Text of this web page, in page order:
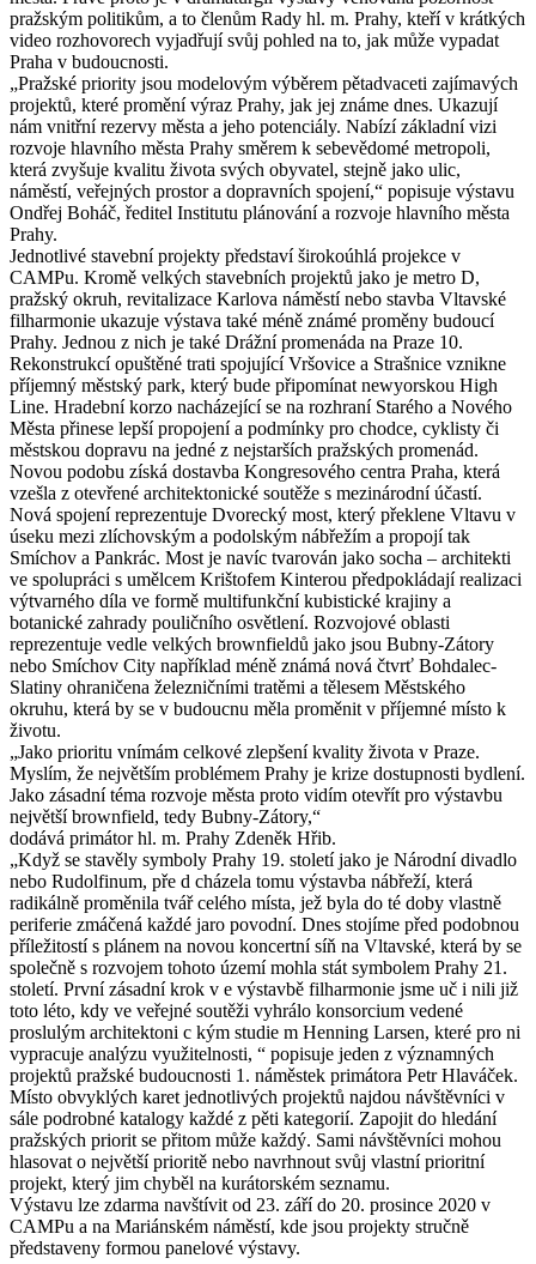
pražským politikům, a to členům Rady hl. m. Prahy, kteří v krátkých
video rozhovorech vyjadřují svůj pohled na to, jak může vypadat
Praha v budoucnosti.
„Pražské priority jsou modelovým výběrem pětadvaceti zajímavých
projektů, které promění výraz Prahy, jak jej známe dnes. Ukazují
nám vnitřní rezervy města a jeho potenciály. Nabízí základní vizi
rozvoje hlavního města Prahy směrem k sebevědomé metropoli,
která zvyšuje kvalitu života svých obyvatel, stejně jako ulic,
náměstí, veřejných prostor a dopravních spojení,“ popisuje výstavu
Ondřej Boháč, ředitel Institutu plánování a rozvoje hlavního města
Prahy.
Jednotlivé stavební projekty představí širokoúhlá projekce v
CAMPu. Kromě velkých stavebních projektů jako je metro D,
pražský okruh, revitalizace Karlova náměstí nebo stavba Vltavské
filharmonie ukazuje výstava také méně známé proměny budoucí
Prahy. Jednou z nich je také Drážní promenáda na Praze 10.
Rekonstrukcí opuštěné trati spojující Vršovice a Strašnice vznikne
příjemný městský park, který bude připomínat newyorskou High
Line. Hradební korzo nacházející se na rozhraní Starého a Nového
Města přinese lepší propojení a podmínky pro chodce, cyklisty či
městskou dopravu na jedné z nejstarších pražských promenád.
Novou podobu získá dostavba Kongresového centra Praha, která
vzešla z otevřené architektonické soutěže s mezinárodní účastí.
Nová spojení reprezentuje Dvorecký most, který překlene Vltavu v
úseku mezi zlíchovským a podolským nábřežím a propojí tak
Smíchov a Pankrác. Most je navíc tvarován jako socha – architekti
ve spolupráci s umělcem Krištofem Kinterou předpokládají realizaci
výtvarného díla ve formě multifunkční kubistické krajiny a
botanické zahrady pouličního osvětlení. Rozvojové oblasti
reprezentuje vedle velkých brownfieldů jako jsou Bubny-Zátory
nebo Smíchov City například méně známá nová čtvrť Bohdalec-
Slatiny ohraničena železničními tratěmi a tělesem Městského
okruhu, která by se v budoucnu měla proměnit v příjemné místo k
životu.
„Jako prioritu vnímám celkové zlepšení kvality života v Praze.
Myslím, že největším problémem Prahy je krize dostupnosti bydlení.
Jako zásadní téma rozvoje města proto vidím otevřít pro výstavbu
největší brownfield, tedy Bubny-Zátory,“
dodává primátor hl. m. Prahy Zdeněk Hřib.
„Když se stavěly symboly Prahy 19. století jako je Národní divadlo
nebo Rudolfinum, pře d cházela tomu výstavba nábřeží, která
radikálně proměnila tvář celého místa, jež byla do té doby vlastně
periferie zmáčená každé jaro povodní. Dnes stojíme před podobnou
příležitostí s plánem na novou koncertní síň na Vltavské, která by se
společně s rozvojem tohoto území mohla stát symbolem Prahy 21.
století. První zásadní krok v e výstavbě filharmonie jsme uč i nili již
toto léto, kdy ve veřejné soutěži vyhrálo konsorcium vedené
proslulým architektoni c kým studie m Henning Larsen, které pro ni
vypracuje analýzu využitelnosti, “ popisuje jeden z významných
projektů pražské budoucnosti 1. náměstek primátora Petr Hlaváček.
Místo obvyklých karet jednotlivých projektů najdou návštěvníci v
sále podrobné katalogy každé z pěti kategorií. Zapojit do hledání
pražských priorit se přitom může každý. Sami návštěvníci mohou
hlasovat o největší prioritě nebo navrhnout svůj vlastní prioritní
projekt, který jim chyběl na kurátorském seznamu.
Výstavu lze zdarma navštívit od 23. září do 20. prosince 2020 v
CAMPu a na Mariánském náměstí, kde jsou projekty stručně
představeny formou panelové výstavy.